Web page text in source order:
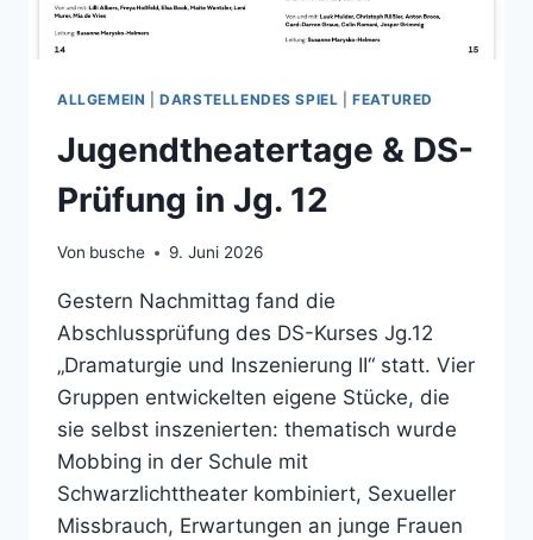
ALLGEMEIN |DARSTELLENDES SPIEL |FEATURED
Jugendtheatertage & DS-
Prüfung in Jg. 12
Von busche 9. Juni 2026
Gestern Nachmittag fand die
Abschlussprüfung des DS-Kurses Jg.12
„Dramaturgie und Inszenierung II“ statt. Vier
Gruppen entwickelten eigene Stücke, die
sie selbst inszenierten: thematisch wurde
Mobbing in der Schule mit
Schwarzlichttheater kombiniert, Sexueller
Missbrauch, Erwartungen an junge Frauen